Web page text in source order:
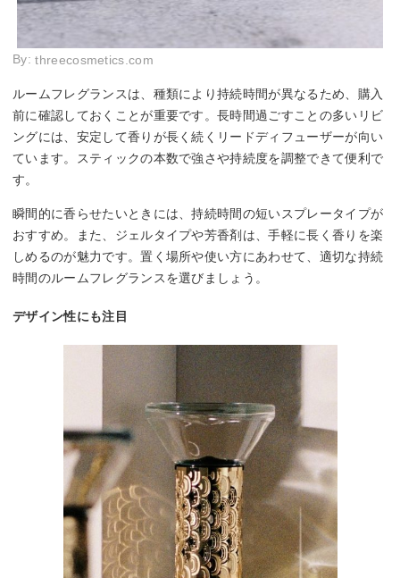
By:threecosmetics.com
ルームフレグランスは、種類により持続時間が異なるため、購入
前に確認しておくことが重要です。長時間過ごすことの多いリビ
ングには、安定して香りが長く続くリードディフューザーが向い
ています。スティックの本数で強さや持続度を調整できて便利で
す。
瞬間的に香らせたいときには、持続時間の短いスプレータイプが
おすすめ。また、ジェルタイプや芳香剤は、手軽に長く香りを楽
しめるのが魅力です。置く場所や使い方にあわせて、適切な持続
時間のルームフレグランスを選びましょう。
デザイン性にも注目